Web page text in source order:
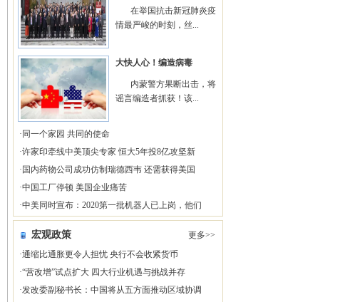
在举国抗击新冠肺炎疫
情最严峻的时刻，丝...
大快人心！编造病毒
内蒙警方果断出击，将
谣言编造者抓获！该...
· 同一个家园 共同的使命
·许家印牵线中美顶尖专家 恒大5年投8亿攻坚新
· 国内药物公司成功仿制瑞德西韦 还需获得美国
·中国工厂停顿 美国企业痛苦
·中美同时宣布：2020第一批机器人已上岗，他们
宏观政策
更多>>
·通缩比通胀更令人担忧 央行不会收紧货币
·“营改增”试点扩大 四大行业机遇与挑战并存
·发改委副秘书长：中国将从五方面推动区域协调